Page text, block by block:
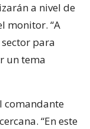
a nivel de
monitor. “A
para
un tema
comandante
“En este